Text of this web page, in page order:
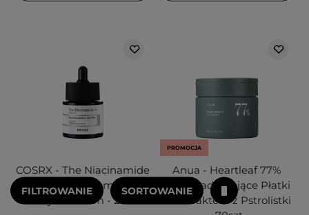
COSRX - The Niacinamide
15 Serum - Serum z 15%
Niacynamidem - 20ml
PROMOCJA
Anua - Heartleaf 77%
Clear Pad - Kojące Płatki
z Ekstraktem z Pstrolistki
FILTROWANIE SORTOWANIE